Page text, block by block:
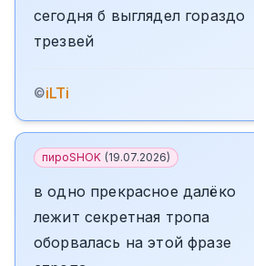
сегодня б выглядел гораздо
трезвей
©iLTi
пироSHOK (19.07.2026)
в одно прекрасное далёко
лежит секретная тропа
оборвалась на этой фразе